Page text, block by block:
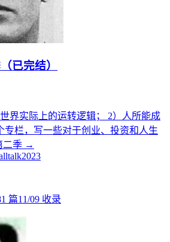
已完结）
界实际上的运转逻辑； 2）人所能成
专栏，写一些对于创业、投资和人生
二季 →
篇11/09 收录